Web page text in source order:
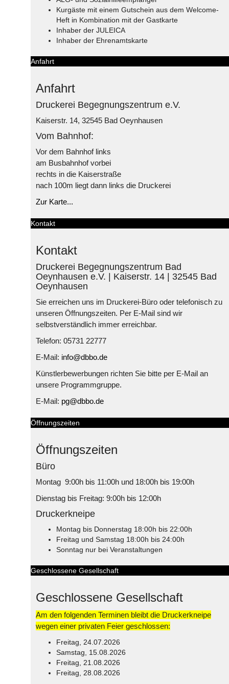
Kurgäste mit einem Gutschein aus dem Welcome-
Heft in Kombination mit der Gastkarte
Inhaber der JULEICA
Inhaber der Ehrenamtskarte
Anfahrt
Anfahrt
Druckerei Begegnungszentrum e.V.
Kaiserstr. 14, 32545 Bad Oeynhausen
Vom Bahnhof:
Vor dem Bahnhof links
am Busbahnhof vorbei
rechts in die Kaiserstraße
nach 100m liegt dann links die Druckerei
Zur Karte...
Kontakt
Kontakt
Druckerei Begegnungszentrum Bad
Oeynhausen e.V. | Kaiserstr. 14 | 32545 Bad
Oeynhausen
Sie erreichen uns im Druckerei-Büro oder telefonisch zu
unseren Öffnungszeiten. Per E-Mail sind wir
selbstverständlich immer erreichbar.
Telefon: 05731 22777
E-Mail: info@dbbo.de
Künstlerbewerbungen richten Sie bitte per E-Mail an
unsere Programmgruppe.
E-Mail: pg@dbbo.de
Öffnungszeiten
Öffnungszeiten
Büro
Montag 9:00h bis 11:00h und 18:00h bis 19:00h
Dienstag bis Freitag: 9:00h bis 12:00h
Druckerkneipe
Montag bis Donnerstag 18:00h bis 22:00h
Freitag und Samstag 18:00h bis 24:00h
Sonntag nur bei Veranstaltungen
Geschlossene Gesellschaft
Geschlossene Gesellschaft
Am den folgenden Terminen bleibt die Druckerkneipe
wegen einer privaten Feier geschlossen:
Freitag, 24.07.2026
Samstag, 15.08.2026
Freitag, 21.08.2026
Freitag, 28.08.2026